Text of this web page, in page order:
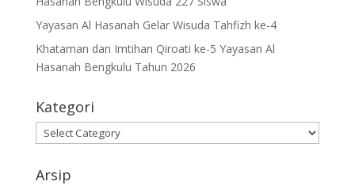
Yayasan Al Hasanah Gelar Wisuda Tahfizh ke-4
Khataman dan Imtihan Qiroati ke-5 Yayasan Al
Hasanah Bengkulu Tahun 2026
Kategori
Kategori
Arsip